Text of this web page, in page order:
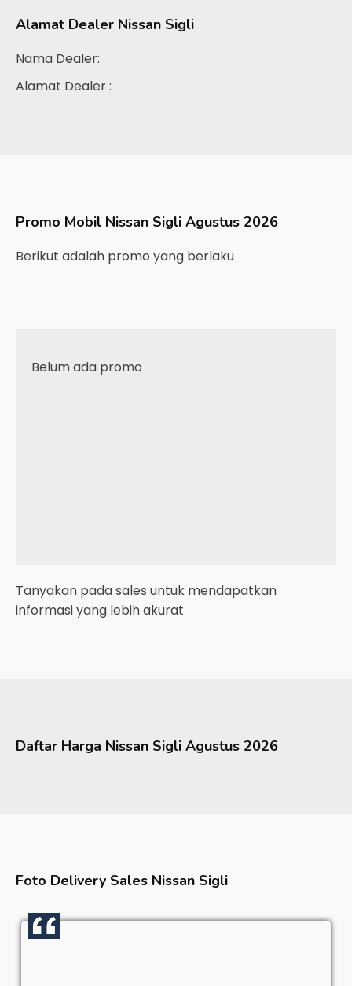
Alamat Dealer Nissan Sigli
Nama Dealer:
Alamat Dealer :
Promo Mobil Nissan Sigli Agustus 2026
Berikut adalah promo yang berlaku
Belum ada promo
Tanyakan pada sales untuk mendapatkan
informasi yang lebih akurat
Daftar Harga Nissan Sigli Agustus 2026
Foto Delivery Sales Nissan Sigli